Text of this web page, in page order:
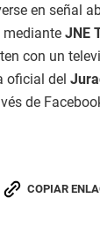
en señal
mediante JNE
con un
oficial del
de
COPIAR